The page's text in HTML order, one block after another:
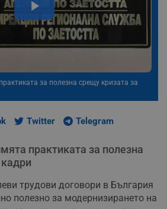
за полезна срещу кризата за
Twitter Telegram
практиката за полезна
трудови договори в България
полезно за модернизирането на